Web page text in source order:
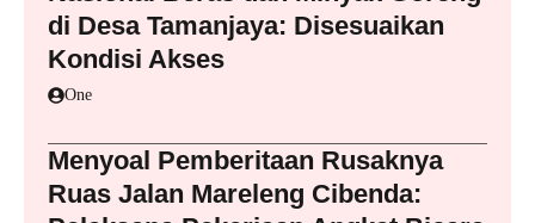
di Desa Tamanjaya: Disesuaikan
Kondisi Akses
One
Menyoal Pemberitaan Rusaknya
Ruas Jalan Mareleng Cibenda: